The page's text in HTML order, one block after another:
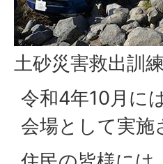
土砂災害救出訓
令和4年10月に
会場として実施